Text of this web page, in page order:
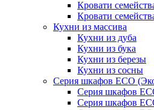
Кровати
Кровати
Кухни из массива
Кухни из дуба
Кухни из бука
Кухни из березы
Кухни из сосны
Серия шкафов ECO
Серия шкафов
Серия шкафов